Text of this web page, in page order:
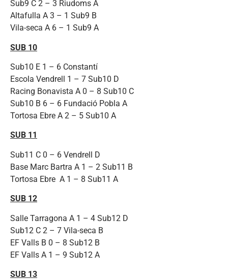
Sub9 C 2 – 3 Riudoms A
Altafulla A 3 – 1 Sub9 B
Vila-seca A 6 – 1 Sub9 A
SUB 10
Sub10 E 1 – 6 Constantí
Escola Vendrell 1 – 7 Sub10 D
Racing Bonavista A 0 – 8 Sub10 C
Sub10 B 6 – 6 Fundació Pobla A
Tortosa Ebre A 2 – 5 Sub10 A
SUB 11
Sub11 C 0 – 6 Vendrell D
Base Marc Bartra A 1 – 2 Sub11 B
Tortosa Ebre A 1 – 8 Sub11 A
SUB 12
Salle Tarragona A 1 – 4 Sub12 D
Sub12 C 2 – 7 Vila-seca B
EF Valls B 0 – 8 Sub12 B
EF Valls A 1 – 9 Sub12 A
SUB 13